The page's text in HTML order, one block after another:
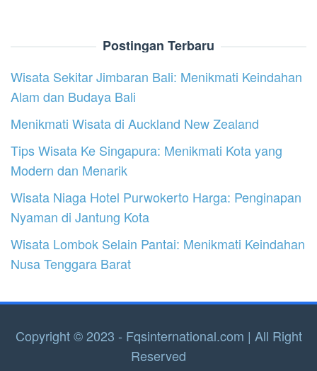
Postingan Terbaru
Wisata Sekitar Jimbaran Bali: Menikmati Keindahan
Alam dan Budaya Bali
Menikmati Wisata di Auckland New Zealand
Tips Wisata Ke Singapura: Menikmati Kota yang
Modern dan Menarik
Wisata Niaga Hotel Purwokerto Harga: Penginapan
Nyaman di Jantung Kota
Wisata Lombok Selain Pantai: Menikmati Keindahan
Nusa Tenggara Barat
Copyright © 2023 - Fqsinternational.com | All Right
Reserved